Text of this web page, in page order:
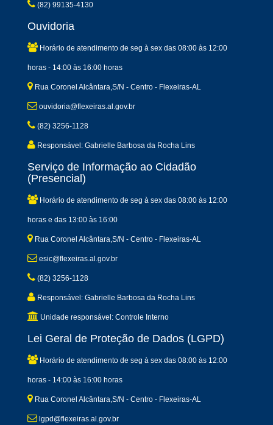
(82) 99135-4130
Ouvidoria
Horário de atendimento de seg à sex das 08:00 às 12:00
horas - 14:00 às 16:00 horas
Rua Coronel Alcântara,S/N - Centro - Flexeiras-AL
ouvidoria@flexeiras.al.gov.br
(82) 3256-1128
Responsável: Gabrielle Barbosa da Rocha Lins
Serviço de Informação ao Cidadão
(Presencial)
Horário de atendimento de seg à sex das 08:00 às 12:00
horas e das 13:00 às 16:00
Rua Coronel Alcântara,S/N - Centro - Flexeiras-AL
esic@flexeiras.al.gov.br
(82) 3256-1128
Responsável: Gabrielle Barbosa da Rocha Lins
Unidade responsável: Controle Interno
Lei Geral de Proteção de Dados (LGPD)
Horário de atendimento de seg à sex das 08:00 às 12:00
horas - 14:00 às 16:00 horas
Rua Coronel Alcântara,S/N - Centro - Flexeiras-AL
lgpd@flexeiras.al.gov.br